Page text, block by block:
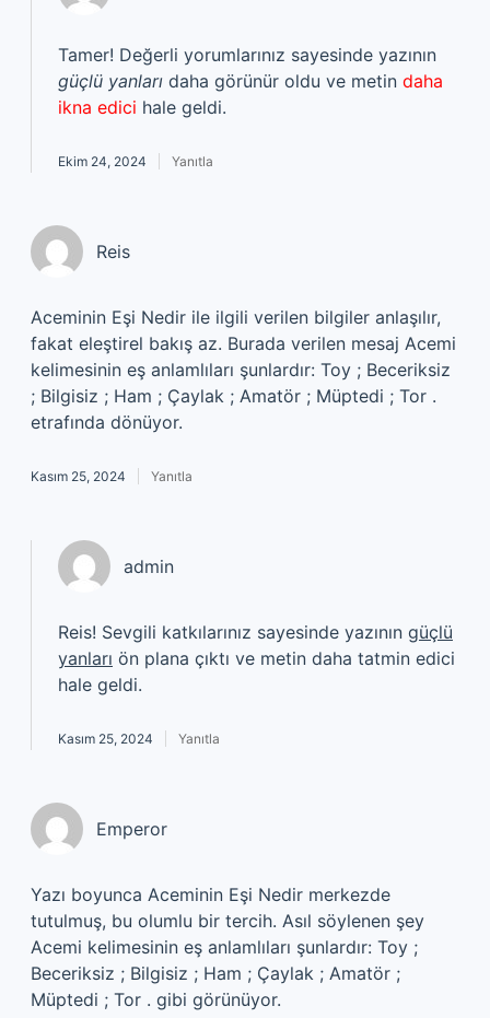
Tamer! Değerli yorumlarınız sayesinde yazının
güçlü yanları daha görünür oldu ve metin daha
ikna edici hale geldi.
Ekim 24, 2024 Yanıtla
Reis
Aceminin Eşi Nedir ile ilgili verilen bilgiler anlaşılır,
fakat eleştirel bakış az. Burada verilen mesaj Acemi
kelimesinin eş anlamlıları şunlardır: Toy ; Beceriksiz
; Bilgisiz ; Ham ; Çaylak ; Amatör ; Müptedi ; Tor .
etrafında dönüyor.
Kasım 25, 2024 Yanıtla
admin
Reis! Sevgili katkılarınız sayesinde yazının güçlü
yanları ön plana çıktı ve metin daha tatmin edici
hale geldi.
Kasım 25, 2024 Yanıtla
Emperor
Yazı boyunca Aceminin Eşi Nedir merkezde
tutulmuş, bu olumlu bir tercih. Asıl söylenen şey
Acemi kelimesinin eş anlamlıları şunlardır: Toy ;
Beceriksiz ; Bilgisiz ; Ham ; Çaylak ; Amatör ;
Müptedi ; Tor . gibi görünüyor.